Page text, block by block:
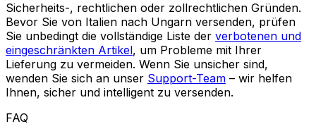
Ist meine Zahlung sicher?
Gibt es irgendwelche Beschränkungen, wenn ich ein Paket von Italien
nach Ungarn schicken möchte?
Was passiert, wenn meine Sendung von Italien nach Ungarn verloren